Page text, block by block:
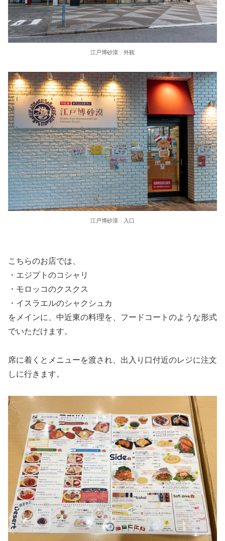
江戸博砂漠 外観
江戸博砂漠 入口
こちらのお店では、
・エジプトのコシャリ
・モロッコのクスクス
・イスラエルのシャクシュカ
をメインに、中近東の料理を、フードコートのような形式
でいただけます。
席に着くとメニューを渡され、出入り口付近のレジに注文
しに行きます。